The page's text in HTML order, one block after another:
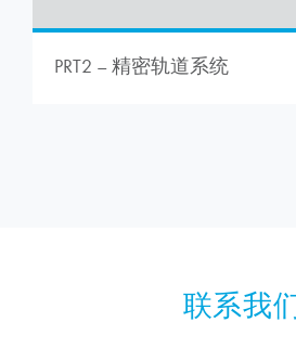
PRT2 – 精密轨道系统